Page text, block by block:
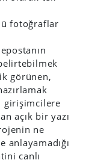
fotoğraflar
görünen,
girişimcilere
açık bir yazı
ne
canlı